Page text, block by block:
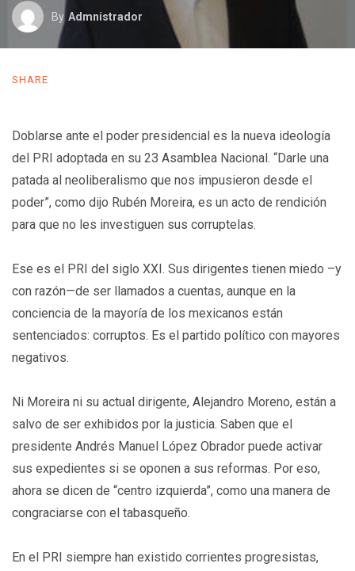
By Admnistrador
SHARE
Doblarse ante el poder presidencial es la nueva ideología
del PRI adoptada en su 23 Asamblea Nacional. “Darle una
patada al neoliberalismo que nos impusieron desde el
poder”, como dijo Rubén Moreira, es un acto de rendición
para que no les investiguen sus corruptelas.
Ese es el PRI del siglo XXI. Sus dirigentes tienen miedo –y
con razón—de ser llamados a cuentas, aunque en la
conciencia de la mayoría de los mexicanos están
sentenciados: corruptos. Es el partido político con mayores
negativos.
Ni Moreira ni su actual dirigente, Alejandro Moreno, están a
salvo de ser exhibidos por la justicia. Saben que el
presidente Andrés Manuel López Obrador puede activar
sus expedientes si se oponen a sus reformas. Por eso,
ahora se dicen de “centro izquierda”, como una manera de
congraciarse con el tabasqueño.
En el PRI siempre han existido corrientes progresistas,